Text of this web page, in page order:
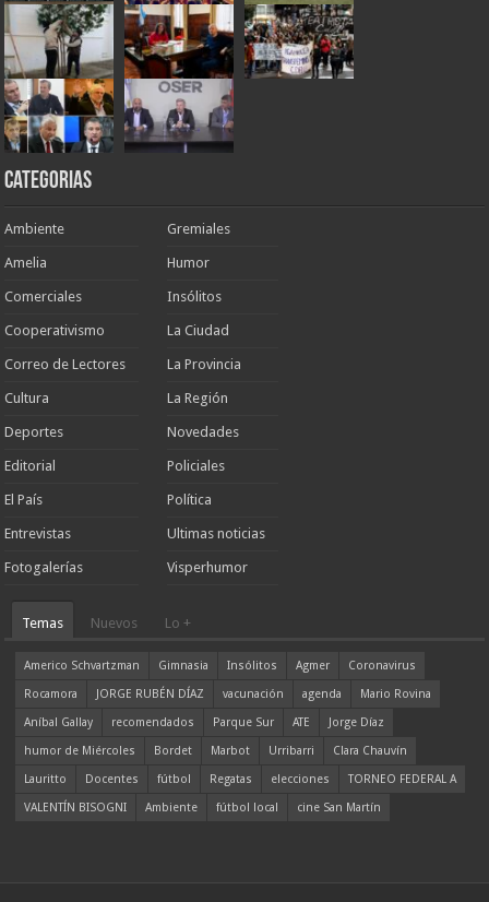
Categorias
Ambiente
Amelia
Comerciales
Cooperativismo
Correo de Lectores
Cultura
Deportes
Editorial
El País
Entrevistas
Fotogalerías
Gremiales
Humor
Insólitos
La Ciudad
La Provincia
La Región
Novedades
Policiales
Política
Ultimas noticias
Visperhumor
Temas Nuevos Lo +
Americo Schvartzman Gimnasia Insólitos Agmer
Coronavirus
Rocamora
JORGE RUBÉN DÍAZ vacunación agenda
Mario Rovina
Aníbal Gallay
recomendados Parque Sur ATE
Jorge Díaz
humor de Miércoles
Bordet Marbot Urribarri
Clara Chauvín
Lauritto
Docentes fútbol Regatas elecciones
TORNEO FEDERAL A
VALENTÍN BISOGNI
Ambiente fútbol local cine San Martín